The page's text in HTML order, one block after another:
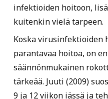
infektioiden hoitoon,
kuitenkin vielä tarpeen.
Koska virusinfektioiden
parantavaa hoitoa, on
säännönmukainen
tärkeää. Juuti (2009)
9 ja 12 viikon iässä ja